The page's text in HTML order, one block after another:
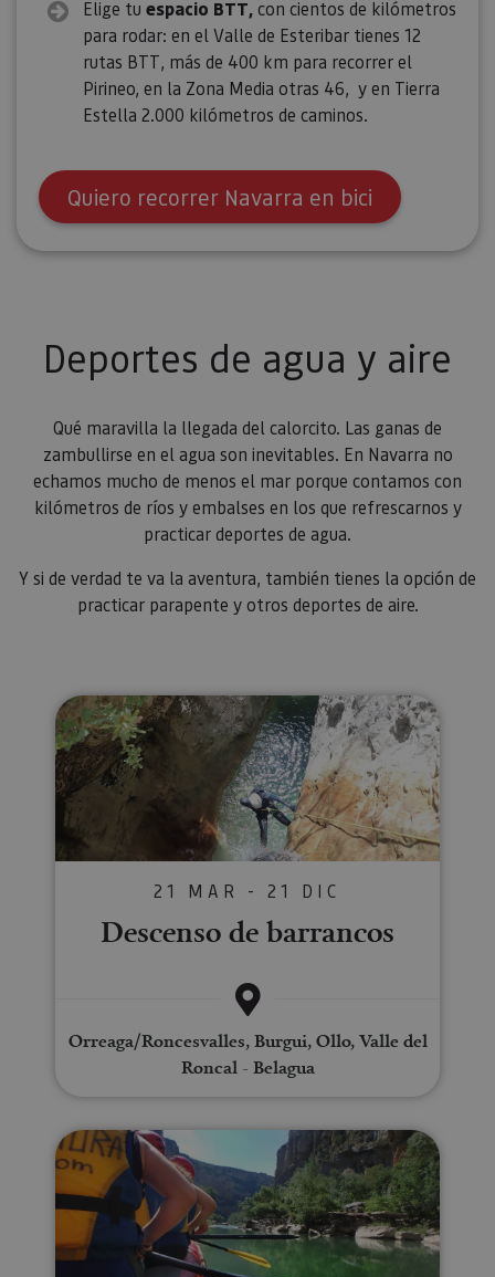
Elige tu espacio BTT,con cientos de kilómetros
para rodar: en el Valle de Esteribar tienes 12
rutas BTT, más de 400 km para recorrer el
Pirineo, en la Zona Media otras 46, y en Tierra
Estella 2.000 kilómetros de caminos.
Quiero recorrer Navarra en bici
Deportes de agua y aire
Qué maravilla la llegada del calorcito. Las ganas de
zambullirse en el agua son inevitables. En Navarra no
echamos mucho de menos el mar porque contamos con
kilómetros de ríos y embalses en los que refrescarnos y
practicar deportes de agua.
Y si de verdad te va la aventura, también tienes la opción de
practicar parapente y otros deportes de aire.
Descenso de barrancos
21 MAR - 21 DIC
Descenso de barrancos
Orreaga/Roncesvalles, Burgui, Ollo, Valle del
Roncal - Belagua
Descenso en balsa por el río